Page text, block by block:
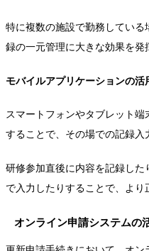
特に複数の施設で勤務してい
録の一元管理に大きな効果を発
モバイルアプリケーションの活
スマートフォンやタブレット
することで、その場での記録入
研修参加直後に内容を記録し
で入力したりすることで、より
オンライン申請システムの